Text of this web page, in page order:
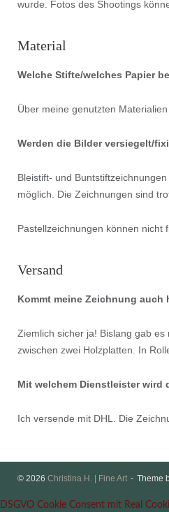
wurde. Fotos des Shootings
Material
Welche Stifte/welches Papier
Über meine genutzten
Werden die Bilder versiegelt/
Bleistift- und
möglich. Die Zeichnungen sind
Pastellzeichnungen können nicht
Versand
Kommt meine Zeichnung auch
Ziemlich sicher ja! Bislang gab
zwischen zwei Holzplatten. In
Mit welchem Dienstleister wird
Ich versende mit DHL. Die
© 2026 Christina H. | Fine Art Theme
DSGVO Cookie Consent mit Real